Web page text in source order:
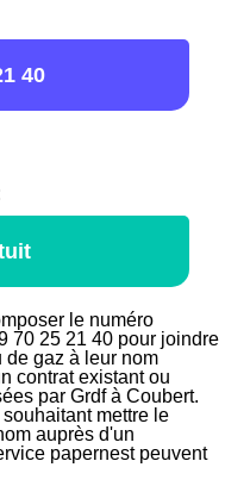
40
le numéro
70 25 21 40 pour joindre
de gaz à leur nom
contrat existant ou
par Grdf à Coubert.
mettre le
auprès d'un
papernest peuvent